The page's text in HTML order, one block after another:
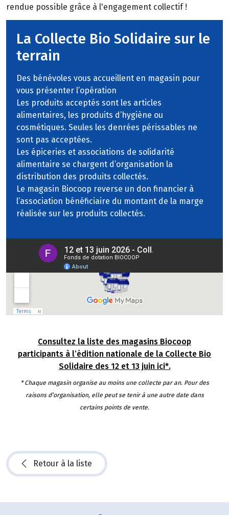
rendue possible grâce à l'engagement collectif !
La Collecte Bio Solidaire sur le
terrain
Des bénévoles vous accueillent en magasin pour
vous présenter l’opération
Les produits acceptés sont les articles
alimentaires, les produits d’hygiène ou
cosmétiques. Seules les denrées périssables ne
sont pas acceptées.
Les épiceries et associations de solidarité
alimentaire se chargent d’organisation la
distribution des produits collectés.
Le magasin Biocoop reverse un don financier à
l’association bénéficiaire du montant de la marge
réalisée sur les produits collectés.
Consultez la liste des magasins Biocoop
participants à l’édition nationale de la Collecte Bio
Solidaire des 12 et 13 juin ici*.
* Chaque magasin organise au moins une collecte par an. Pour des
raisons d’organisation, elle peut se tenir à une autre date dans
certains points de vente.
Retour à la liste